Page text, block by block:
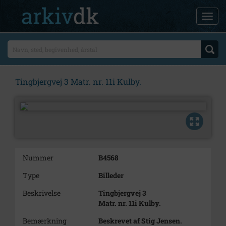
Tingbjergvej 3 Matr. nr. 11i Kulby.
Nummer
B4568
Type
Billeder
Beskrivelse
Tingbjergvej 3
Matr. nr. 11i Kulby.
Bemærkning
Beskrevet af Stig Jensen.